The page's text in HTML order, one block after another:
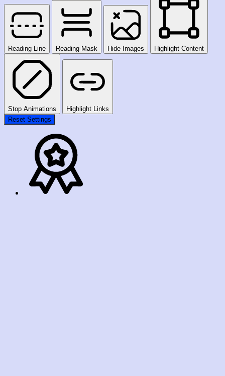
Reading Line Reading Mask Hide Images Highlight Content
Stop Animations
Highlight Links
Reset Settings